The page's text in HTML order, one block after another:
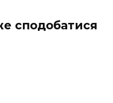
сподобатися